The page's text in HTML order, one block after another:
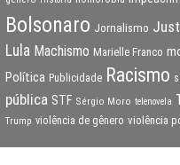
Bolsonaro Jornalismo
Lula Machismo Marielle Franco
Política Publicidade Racismo
pública STF Sérgio Moro telenovela
Trump violência de gênero violência